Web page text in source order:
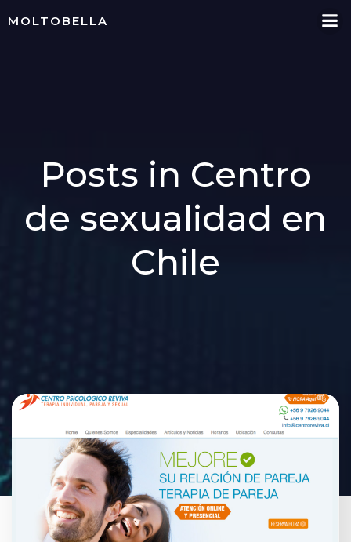
MOLTOBELLA
Posts in Centro
de sexualidad en
Chile